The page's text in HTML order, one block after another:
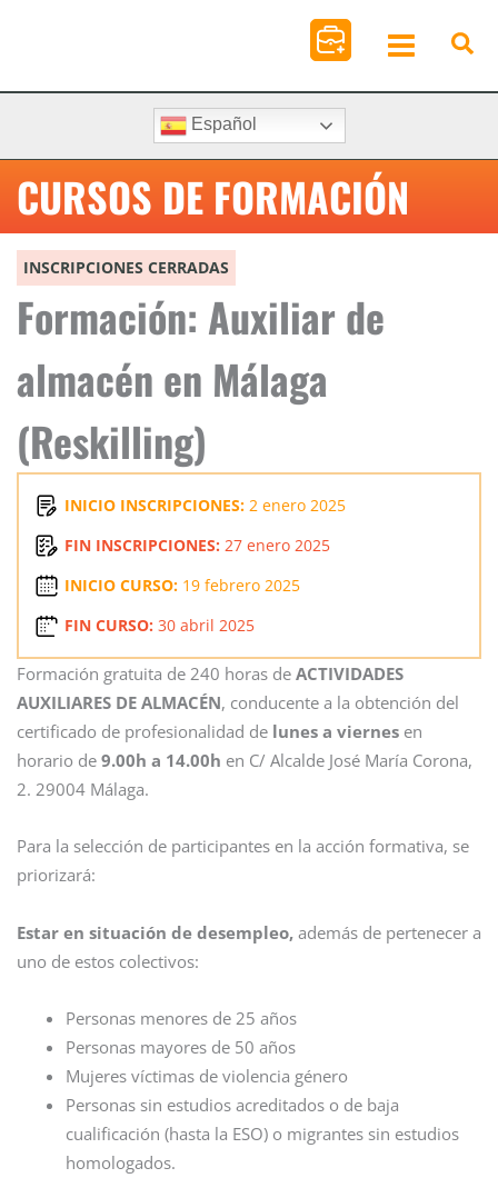
Español
CURSOS DE FORMACIÓN
INSCRIPCIONES CERRADAS
Formación: Auxiliar de
almacén en Málaga
(Reskilling)
INICIO INSCRIPCIONES: 2 enero 2025
FIN INSCRIPCIONES: 27 enero 2025
INICIO CURSO: 19 febrero 2025
FIN CURSO: 30 abril 2025
Formación gratuita de 240 horas de ACTIVIDADES
AUXILIARES DE ALMACÉN, conducente a la obtención del
certificado de profesionalidad de lunes a viernes en
horario de 9.00h a 14.00h en C/ Alcalde José María Corona,
2. 29004 Málaga.
Para la selección de participantes en la acción formativa, se
priorizará:
Estar en situación de desempleo, además de pertenecer a
uno de estos colectivos:
Personas menores de 25 años
Personas mayores de 50 años
Mujeres víctimas de violencia género
Personas sin estudios acreditados o de baja
cualificación (hasta la ESO) o migrantes sin estudios
homologados.